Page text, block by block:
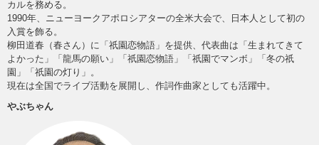
カルを務める。
1990年、ニューヨークアポロシアターの全米大会で、日本人として初の
入賞を飾る。
柳田道春（春さん）に「祇園恋物語」を提供、代表曲は「生まれてきて
よかった」「龍馬の願い」「祇園恋物語」「祇園でマンボ」「冬の祇
園」「祇園の灯り」。
現在は全国でライブ活動を展開し、作詞作曲家としても活躍中。
やぶちゃん